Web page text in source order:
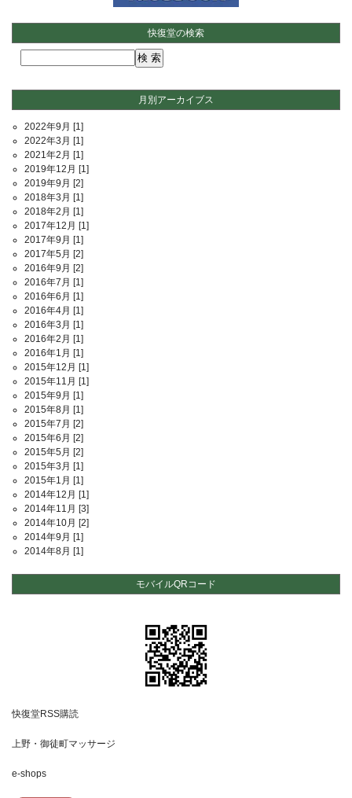
快復堂の検索
月別アーカイブス
2022年9月 [1]
2022年3月 [1]
2021年2月 [1]
2019年12月 [1]
2019年9月 [2]
2018年3月 [1]
2018年2月 [1]
2017年12月 [1]
2017年9月 [1]
2017年5月 [2]
2016年9月 [2]
2016年7月 [1]
2016年6月 [1]
2016年4月 [1]
2016年3月 [1]
2016年2月 [1]
2016年1月 [1]
2015年12月 [1]
2015年11月 [1]
2015年9月 [1]
2015年8月 [1]
2015年7月 [2]
2015年6月 [2]
2015年5月 [2]
2015年3月 [1]
2015年1月 [1]
2014年12月 [1]
2014年11月 [3]
2014年10月 [2]
2014年9月 [1]
2014年8月 [1]
モバイルQRコード
快復堂RSS購読
上野・御徒町マッサージ
e-shops